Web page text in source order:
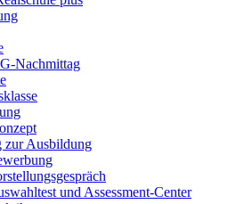
Nachmittag
zur Ausbildung
und Assessment-Center